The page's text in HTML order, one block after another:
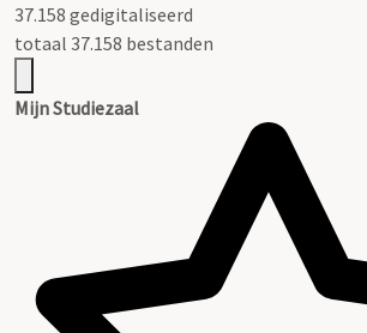
37.158 gedigitaliseerd
totaal 37.158 bestanden
Mijn Studiezaal